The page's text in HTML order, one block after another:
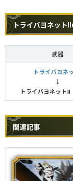
トライバヨネット
武器
トライバヨネ
↓
トライバヨネットⅡ
関連記事